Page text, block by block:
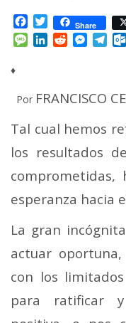
Facebook
TwitterShare
Message
LinkedInReddit
♦
Por FRANCISCO
Tal cual hemos
los resultados
esperanza hacia
La gran
actuar
con los
para ratificar